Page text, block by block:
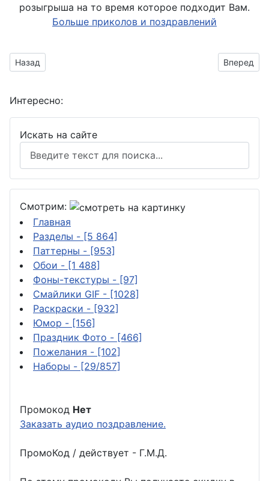
розыгрыша на то время которое подходит Вам.
Больше приколов и поздравлений
Предыдущий материал: котик пришёл с букетом
Назад Вперед
Интересно:
Искать на сайте
Смотрим:
Главная
Разделы - [5 864]
Паттерны - [953]
Обои - [1 488]
Фоны-текстуры - [97]
Смайлики GIF - [1028]
Раскраски - [932]
Юмор - [156]
Праздник Фото - [466]
Пожелания - [102]
Наборы - [29/857]
Промокод Нет
Заказать аудио поздравление.
ПромоКод / действует - Г.М.Д.